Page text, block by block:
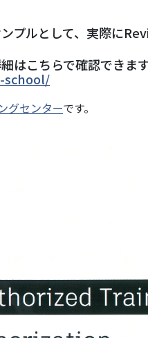
プルとして、実際に
はこちらで確認できます
グセンターです。